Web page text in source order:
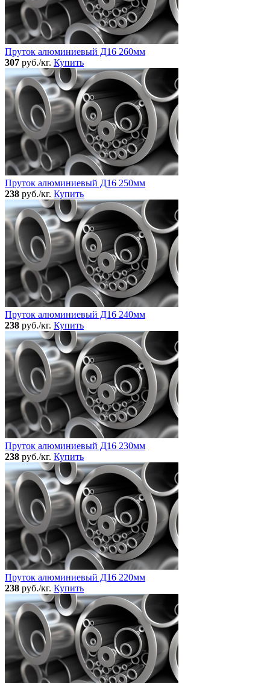
Пруток алюминиевый Д16 260мм
307 руб./кг. Купить
Пруток алюминиевый Д16 250мм
238 руб./кг. Купить
Пруток алюминиевый Д16 240мм
238 руб./кг. Купить
Пруток алюминиевый Д16 230мм
238 руб./кг. Купить
Пруток алюминиевый Д16 220мм
238 руб./кг. Купить